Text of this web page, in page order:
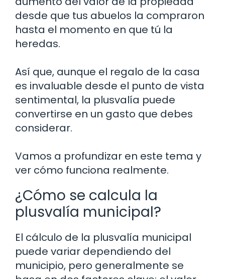
desde que tus abuelos la compraron
hasta el momento en que tú la
heredas.
Así que, aunque el regalo de la casa
es invaluable desde el punto de vista
sentimental, la plusvalía puede
convertirse en un gasto que debes
considerar.
Vamos a profundizar en este tema y
ver cómo funciona realmente.
¿Cómo se calcula la
plusvalía municipal?
El cálculo de la plusvalía municipal
puede variar dependiendo del
municipio, pero generalmente se